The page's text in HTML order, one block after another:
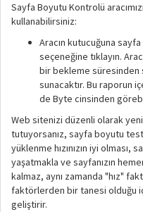
Sayfa Boyutu Kontrolü
kullanabilirsiniz:
Aracın kutucuğuna
seçeneğine tıklayın.
bir bekleme süresinden
sunacaktır. Bu raporun
de Byte cinsinden
Web sitenizi düzenli olarak
tutuyorsanız, sayfa boyutu
yüklenme hızınızın iyi olması,
yaşatmakla ve sayfanızın
kalmaz, aynı zamanda "hız"
faktörlerden bir tanesi olduğu
geliştirir.